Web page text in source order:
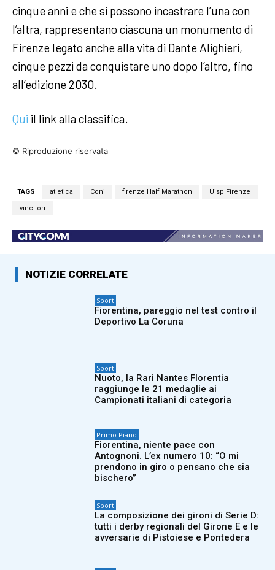
cinque anni e che si possono incastrare l’una con
l’altra, rappresentano ciascuna un monumento di
Firenze legato anche alla vita di Dante Alighieri,
cinque pezzi da conquistare uno dopo l’altro, fino
all’edizione 2030.
Qui il link alla classifica.
© Riproduzione riservata
TAGS atletica Coni firenze Half Marathon Uisp Firenze
vincitori
NOTIZIE CORRELATE
Sport
Fiorentina, pareggio nel test contro il
Deportivo La Coruna
Sport
Nuoto, la Rari Nantes Florentia
raggiunge le 21 medaglie ai
Campionati italiani di categoria
Primo Piano
Fiorentina, niente pace con
Antognoni. L’ex numero 10: “O mi
prendono in giro o pensano che sia
bischero”
Sport
La composizione dei gironi di Serie D:
tutti i derby regionali del Girone E e le
avversarie di Pistoiese e Pontedera